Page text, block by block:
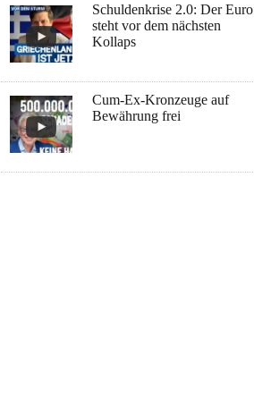
Schuldenkrise 2.0: Der Euro
steht vor dem nächsten
Kollaps
Cum-Ex-Kronzeuge auf
Bewährung frei